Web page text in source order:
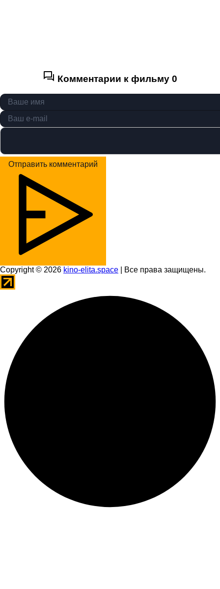
Комментарии к фильму 0
Отправить комментарий
Copyright © 2026 kino-elita.space | Все права защищены.